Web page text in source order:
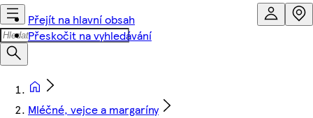
Přejít na hlavní obsah
Přeskočit na vyhledávání
Mléčné, vejce a margaríny